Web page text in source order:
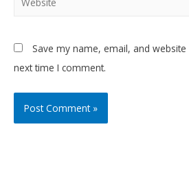
Save my name, email, and
next time I comment.